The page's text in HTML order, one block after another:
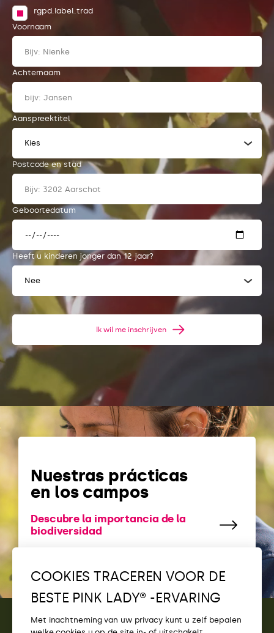
rgpd.label.trad
Voornaam
Achternaam
Aanspreektitel
Kies
Postcode en stad
Geboortedatum
Heeft u kinderen jonger dan 12 jaar?
Nee
Ik wil me inschrijven
Nuestras prácticas
en los campos
Descubre la importancia de la
biodiversidad
COOKIES TRACEREN VOOR DE
BESTE PINK LADY® -ERVARING
Met inachtneming van uw privacy kunt u zelf bepalen